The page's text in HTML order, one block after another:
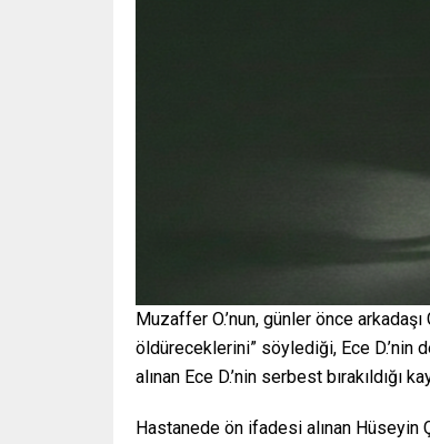
Muzaffer O.’nun, günler önce arkadaşı
öldüreceklerini” söylediği, Ece D.’nin
alınan Ece D.’nin serbest bırakıldığı
Hastanede ön ifadesi alınan Hüseyin